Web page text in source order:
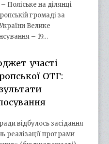
на ділянці
громаді за
Велике
– 19…
участі
ОТГ:
відбулось засідання
реалізації програми